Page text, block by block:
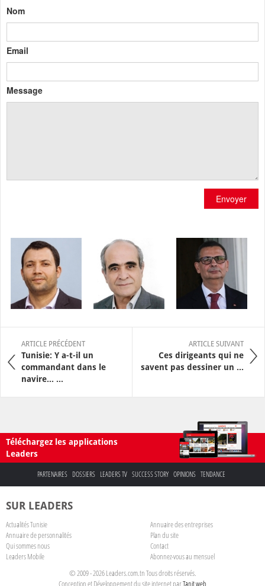
Nom
Email
Message
Envoyer
ARTICLE PRÉCÉDENT
Tunisie: Y a-t-il un
commandant dans le
navire… ...
ARTICLE SUIVANT
Ces dirigeants qui ne
savent pas dessiner un ...
Téléchargez les applications
Leaders
PARTENAIRES DOSSIERS LEADERS TV SUCCESS STORY OPINIONS TENDANCE
SUR LEADERS
Actualités Tunisie
Annuaire des entreprises
Annuaire de personnalités
Plan du site
Qui sommes nous
Contact
Leaders Mobile
Abonnez-vous au mensuel
© 2009 - 2026 Leaders.com.tn Tous droits réservés.
Conception et Développement du site internet parTanit web